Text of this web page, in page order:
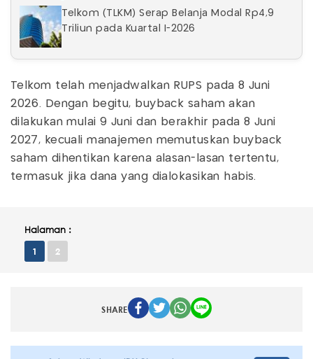
Telkom (TLKM) Serap Belanja Modal Rp4,9
Triliun pada Kuartal I-2026
Telkom telah menjadwalkan RUPS pada 8 Juni
2026. Dengan begitu, buyback saham akan
dilakukan mulai 9 Juni dan berakhir pada 8 Juni
2027, kecuali manajemen memutuskan buyback
saham dihentikan karena alasan-lasan tertentu,
termasuk jika dana yang dialokasikan habis.
Halaman :
1 2
SHARE